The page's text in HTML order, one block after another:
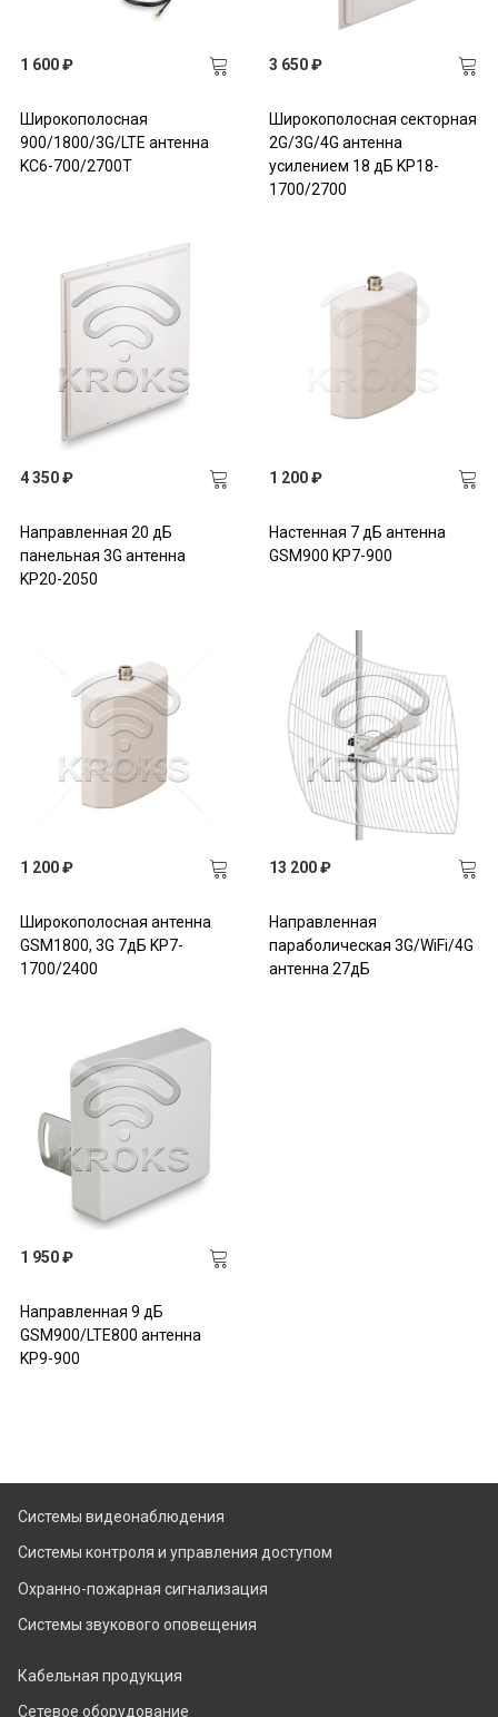
1 600 ₽
Широкополосная
900/1800/3G/LTE антенна
KC6-700/2700T
3 650 ₽
Широкополосная секторная
2G/3G/4G антенна
усилением 18 дБ KP18-
1700/2700
4 350 ₽
Направленная 20 дБ
панельная 3G антенна
KP20-2050
1 200 ₽
Настенная 7 дБ антенна
GSM900 KP7-900
1 200 ₽
Широкополосная антенна
GSM1800, 3G 7дБ KP7-
1700/2400
13 200 ₽
Направленная
параболическая 3G/WiFi/4G
антенна 27дБ
1 950 ₽
Направленная 9 дБ
GSM900/LTE800 антенна
KP9-900
Системы видеонаблюдения
Системы контроля и управления доступом
Охранно-пожарная сигнализация
Системы звукового оповещения
Кабельная продукция
Сетевое оборудование